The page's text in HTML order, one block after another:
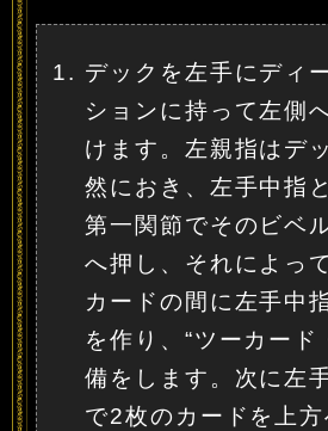
デックを左手にディ
ションに持って左側
けます。左親指はデ
然におき、左手中指
第一関節でそのビベ
へ押し、それによっ
カードの間に左手中
を作り、“ツーカード
備をします。次に左
で2枚のカードを上